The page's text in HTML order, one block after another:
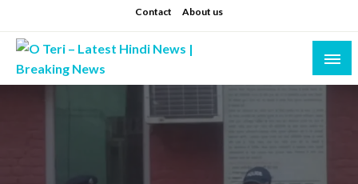
to
content
Contact About us
Prashant sharma (shastri)